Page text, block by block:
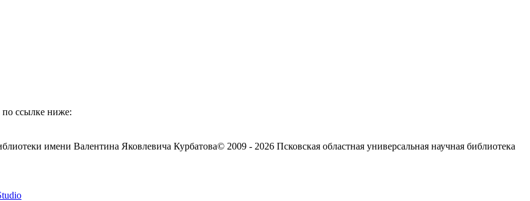
по ссылке ниже:
имени Валентина Яковлевича Курбатова© 2009 - 2026 Псковская областная универсальная научная библиотека